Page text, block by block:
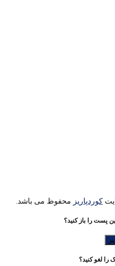
کوردپاریز محفوظ می باشد.
پست را باز کنید؟
را لغو کنید؟